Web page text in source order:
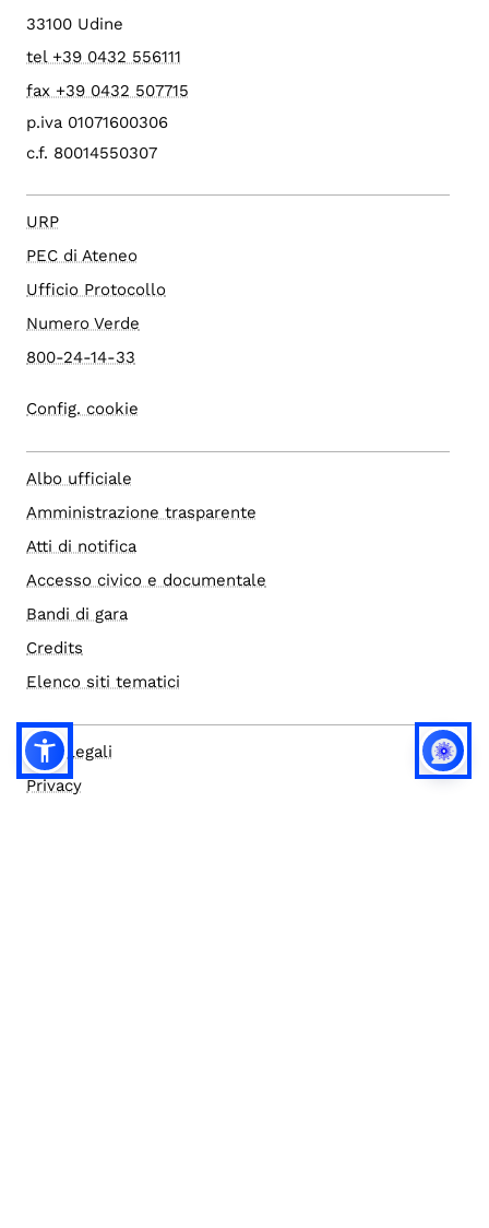
33100 Udine
tel +39 0432 556111
fax +39 0432 507715
p.iva 01071600306
c.f. 80014550307
URP
PEC di Ateneo
Ufficio Protocollo
Numero Verde
800-24-14-33
Config. cookie
Albo ufficiale
Amministrazione trasparente
Atti di notifica
Accesso civico e documentale
Bandi di gara
Credits
Elenco siti tematici
Note legali
Privacy